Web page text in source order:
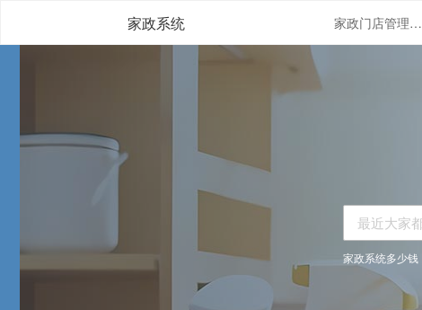
家政系统 家政门店管理系统的应用与优势
家政系统多少钱